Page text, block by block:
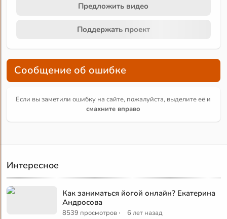
Предложить видео
Поддержать проект
Сообщение об ошибке
Если вы заметили ошибку на сайте, пожалуйста, выделите её и
смахните вправо
Интересное
Как заниматься йогой онлайн? Екатерина
Андросова
8539 просмотров · 6 лет назад